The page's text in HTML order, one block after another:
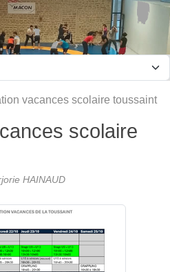
vacances scolaire toussaint
scolaire
HAINAUD